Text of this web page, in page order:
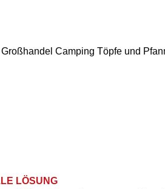
Großhandel Camping Töpfe und
LÖSUNG